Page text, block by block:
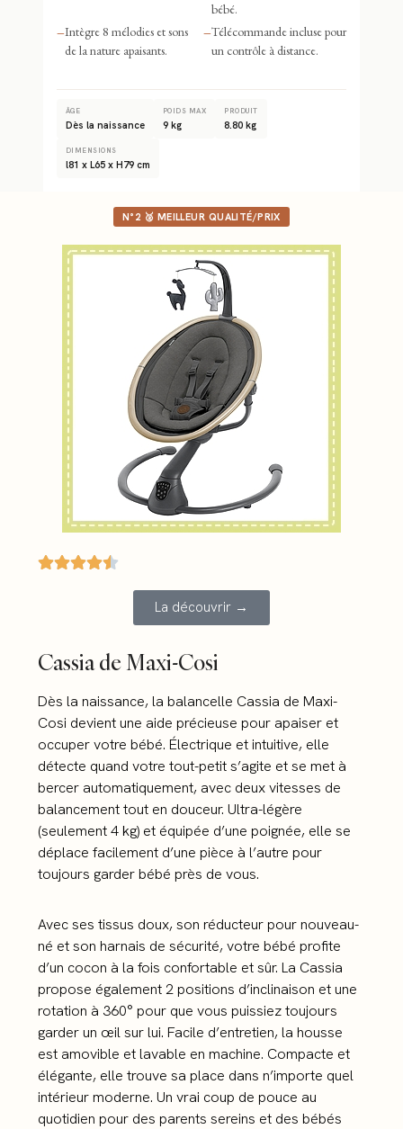
bébé.
–Intègre 8 mélodies et sons
de la nature apaisants.
–Télécommande incluse pour
un contrôle à distance.
ÂGE
Dès la naissance
POIDS MAX
9 kg
PRODUIT
8.80 kg
DIMENSIONS
l81 x L65 x H79 cm
N°2 🥈 MEILLEUR QUALITÉ/PRIX
La découvrir →
Cassia de Maxi-Cosi
Dès la naissance, la balancelle Cassia de Maxi-
Cosi devient une aide précieuse pour apaiser et
occuper votre bébé. Électrique et intuitive, elle
détecte quand votre tout-petit s’agite et se met à
bercer automatiquement, avec deux vitesses de
balancement tout en douceur. Ultra-légère
(seulement 4 kg) et équipée d’une poignée, elle se
déplace facilement d’une pièce à l’autre pour
toujours garder bébé près de vous.
Avec ses tissus doux, son réducteur pour nouveau-
né et son harnais de sécurité, votre bébé profite
d’un cocon à la fois confortable et sûr. La Cassia
propose également 2 positions d’inclinaison et une
rotation à 360° pour que vous puissiez toujours
garder un œil sur lui. Facile d’entretien, la housse
est amovible et lavable en machine. Compacte et
élégante, elle trouve sa place dans n’importe quel
intérieur moderne. Un vrai coup de pouce au
quotidien pour des parents sereins et des bébés